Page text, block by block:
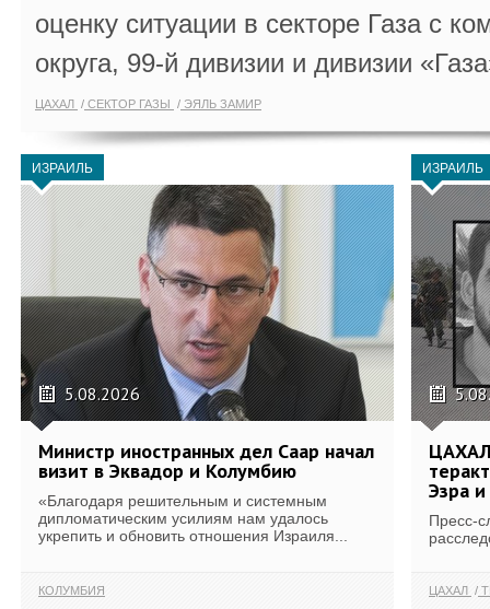
оценку ситуации в секторе Газа с
округа, 99-й дивизии и дивизии
ЦАХАЛ СЕКТОР ГАЗЫ ЭЯЛЬ ЗАМИР
ИЗРАИЛЬ
5.08.2026
Министр иностранных дел Саар начал
визит в Эквадор и Колумбию
«Благодаря решительным и системным
дипломатическим усилиям нам удалось
укрепить и обновить отношения Израиля...
КОЛУМБИЯ
ИЗРАИЛЬ
ЦАХАЛ
Эзра
Пресс-
ЦАХАЛ